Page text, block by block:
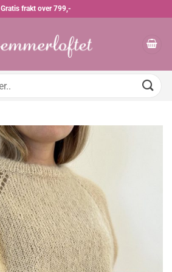
Gratis frakt over 799,-